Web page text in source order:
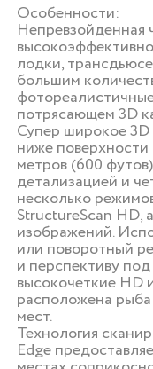
Особенности:
Непревзойденная
лодки,
большим
потрясающем 3D
Супер широкое
ниже
метров (600
детализацией и
несколько
StructureScan HD,
изображений.
или поворотный
и перспективу
высокочеткие HD
расположена
мест.
Технология
Edge